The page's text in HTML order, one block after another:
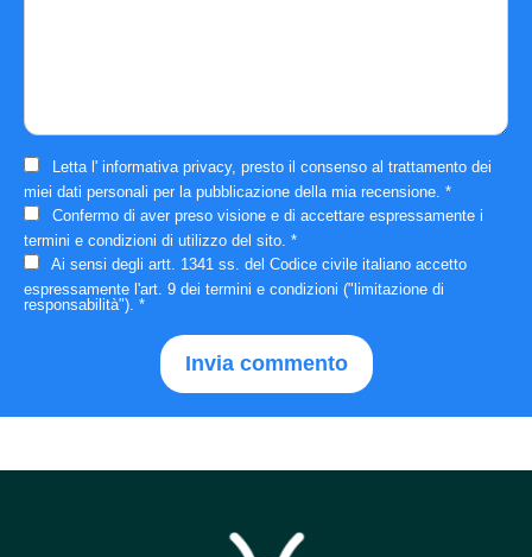
Letta l' informativa privacy, presto il consenso al trattamento dei
miei dati personali per la pubblicazione della mia recensione. *
Confermo di aver preso visione e di accettare espressamente i
termini e condizioni di utilizzo del sito. *
Ai sensi degli artt. 1341 ss. del Codice civile italiano accetto
espressamente l'art. 9 dei termini e condizioni ("limitazione di
responsabilità"). *